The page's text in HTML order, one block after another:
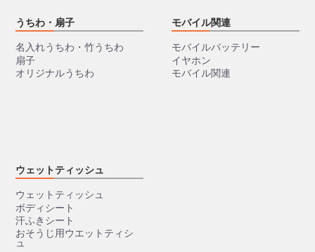
うちわ・扇子
名入れうちわ・竹うちわ
扇子
オリジナルうちわ
ウェットティッシュ
ウェットティッシュ
ボディシート
汗ふきシート
おそうじ用ウエットティシ
ュ
モバイル関連
モバイルバッテリー
イヤホン
モバイル関連